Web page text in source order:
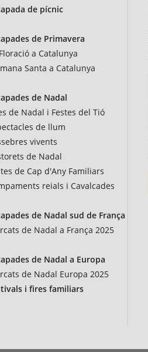
de pícnic
de Primavera
a Catalunya
Santa a Catalunya
de Nadal
de Nadal i Festes del Tió
de llum
vivents
de Nadal
de Cap d'Any Familiars
reials i Cavalcades
de Nadal sud de França
de Nadal a França 2025
de Nadal a Europa
de Nadal Europa 2025
i fires familiars